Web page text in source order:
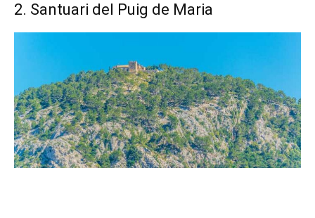
2. Santuari del Puig de Maria